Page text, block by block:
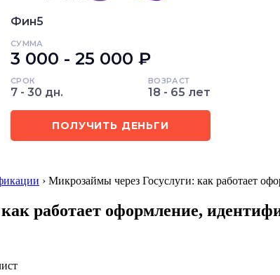
Фин5
СУММА
3 000 - 25 000 ₽
СРОК
7 - 30 дн.
ВОЗРАСТ
18 - 65 лет
ПОЛУЧИТЬ ДЕНЬГИ
› Микрозаймы через Госуслуги: как работает
работает оформление,